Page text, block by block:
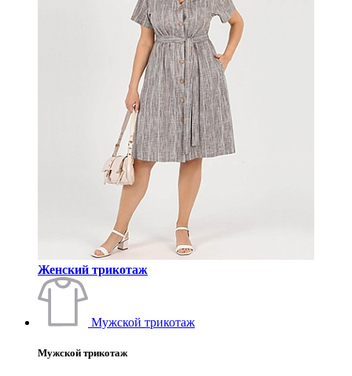
Женский трикотаж
Мужской трикотаж
Мужской трикотаж